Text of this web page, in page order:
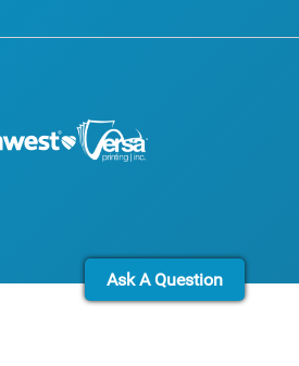
Ask A Question